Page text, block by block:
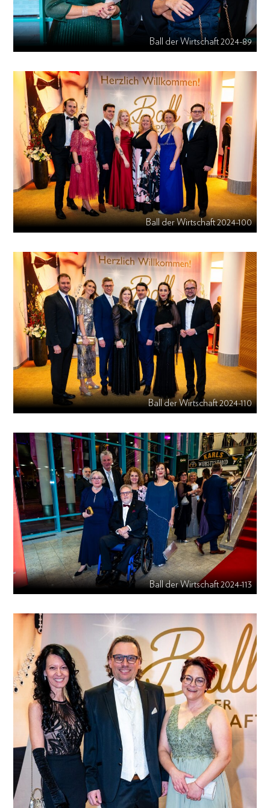
Ball der Wirtschaft 2024-89
Ball der Wirtschaft 2024-100
Ball der Wirtschaft 2024-110
Ball der Wirtschaft 2024-113